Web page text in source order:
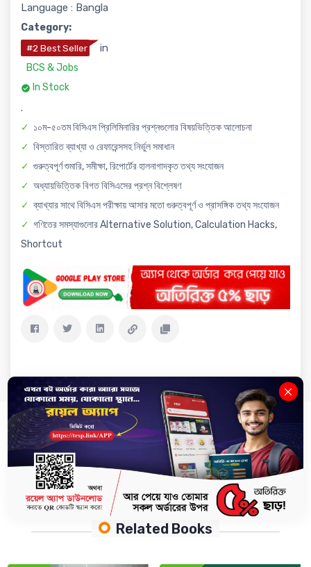
Language : Bangla
Category:
#2 Best Seller in
BCS & Jobs
In Stock
.
১০ম-৫০তম বিসিএস প্রিলিমিনারির প্রশ্নগুলোর বিষয়ভিত্তিক আলোচনা
বিস্তারিত ব্যাখ্যা ও রেফারেন্সসহ নির্ভুল সমাধান
গুরুত্বপূর্ণ শুমারি, সমীক্ষা, রিপোর্টের হালনাগাদকৃত তথ্য সংযোজন
অধ্যায়ভিত্তিক বিগত বিসিএসের প্রশ্ন বিশ্লেষণ
ব্যাখ্যার সাথে বিসিএস পরীক্ষায় আসার মতো গুরুত্বপূর্ণ ও প্রাসঙ্গিক তথ্য সংযোজন
গণিতের সমস্যাগুলোর Alternative Solution, Calculation Hacks,
Shortcut
Description Review(0) Delivery & Return
Related Books